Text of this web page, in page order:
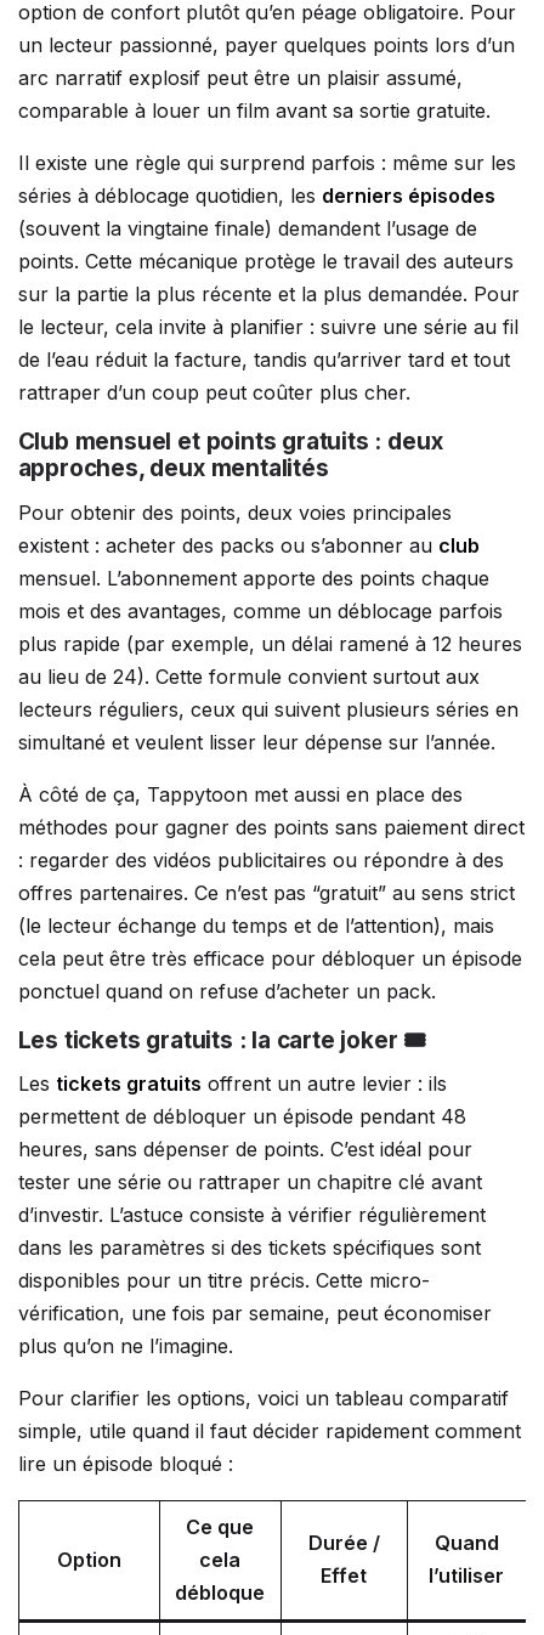
option de confort plutôt qu’en péage obligatoire. Pour
un lecteur passionné, payer quelques points lors d’un
arc narratif explosif peut être un plaisir assumé,
comparable à louer un film avant sa sortie gratuite.
Il existe une règle qui surprend parfois : même sur les
séries à déblocage quotidien, les derniers épisodes
(souvent la vingtaine finale) demandent l’usage de
points. Cette mécanique protège le travail des auteurs
sur la partie la plus récente et la plus demandée. Pour
le lecteur, cela invite à planifier : suivre une série au fil
de l’eau réduit la facture, tandis qu’arriver tard et tout
rattraper d’un coup peut coûter plus cher.
Club mensuel et points gratuits : deux
approches, deux mentalités
Pour obtenir des points, deux voies principales
existent : acheter des packs ou s’abonner au club
mensuel. L’abonnement apporte des points chaque
mois et des avantages, comme un déblocage parfois
plus rapide (par exemple, un délai ramené à 12 heures
au lieu de 24). Cette formule convient surtout aux
lecteurs réguliers, ceux qui suivent plusieurs séries en
simultané et veulent lisser leur dépense sur l’année.
À côté de ça, Tappytoon met aussi en place des
méthodes pour gagner des points sans paiement direct
: regarder des vidéos publicitaires ou répondre à des
offres partenaires. Ce n’est pas “gratuit” au sens strict
(le lecteur échange du temps et de l’attention), mais
cela peut être très efficace pour débloquer un épisode
ponctuel quand on refuse d’acheter un pack.
Les tickets gratuits : la carte joker 🎟️
Les tickets gratuits offrent un autre levier : ils
permettent de débloquer un épisode pendant 48
heures, sans dépenser de points. C’est idéal pour
tester une série ou rattraper un chapitre clé avant
d’investir. L’astuce consiste à vérifier régulièrement
dans les paramètres si des tickets spécifiques sont
disponibles pour un titre précis. Cette micro-
vérification, une fois par semaine, peut économiser
plus qu’on ne l’imagine.
Pour clarifier les options, voici un tableau comparatif
simple, utile quand il faut décider rapidement comment
lire un épisode bloqué :
Option
Ce que
cela
débloque
Durée /
Effet
Quand
l’utiliser